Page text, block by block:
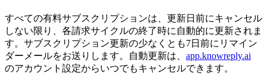
すべての有料サブスクリプションは、更新日前にキャンセル
しない限り、各請求サイクルの終了時に自動的に更新されま
す。サブスクリプション更新の少なくとも7日前にリマイン
ダーメールをお送りします。自動更新は、 app.knowreply.ai
のアカウント設定からいつでもキャンセルできます。